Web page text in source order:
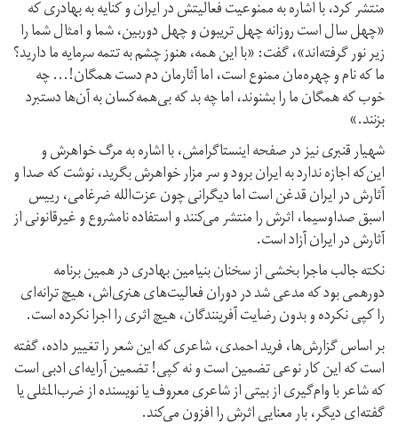
منتشر کرد، با اشاره به ممنوعیت فعالیتش در ایران و کنایه به بهادری که
«چهل سال است روزانه چهل تریبون و چهل دوربین، شما و امثال شما را
زیر نور گرفته‌اند»، گفت: «با این همه، هنوز چشم به تتمه سرمایه ما دارید؟
ما که نام و چهره‌مان ممنوع است، اما آثارمان دم دست همگان!… چه
خوب که همگان ما را بشنوند، اما چه بد که بی‌همه‌کسان به آن‌ها دستبرد
بزنند.»
شهیار قنبری نیز در صفحه اینستاگرامش، با اشاره به مرگ خواهرش و
این‌که اجازه ندارد به ایران برود و سر مزار خواهرش بگرید، نوشت که صدا و
آثارش در ایران قدغن است اما دیگرانی چون عزت‌الله ضرغامی، ريیس
اسبق صدا‌و‌سیما، اثرش را منتشر می‌کنند و استفاده نامشروع و غیرقانونی از
آثارش در ایران‌ آزاد است.
نکته جالب ماجرا بخشی از سخنان بنیامین بهادری در همین برنامه‌
دورهمی بود که مدعی شد در دوران فعالیت‌های هنری‌اش، هیچ ترانه‌ای
را کپی نکرده و بدون رضایت آفرینندگان، هیچ اثری را اجرا نکرده است.
بر اساس گزارش‌ها، فرید احمدی، شاعری که این شعر را تغییر داده، گفته
است که این کار نوعی تضمین است و نه کپی! تضمین آرایه‌ای ادبی است
که شاعر با وام‌گیری از بیتی از شاعری معروف یا نویسنده از ضرب‌المثلی یا
گفته‌ای دیگر، بار معنایی اثرش را افزون می‌کند.